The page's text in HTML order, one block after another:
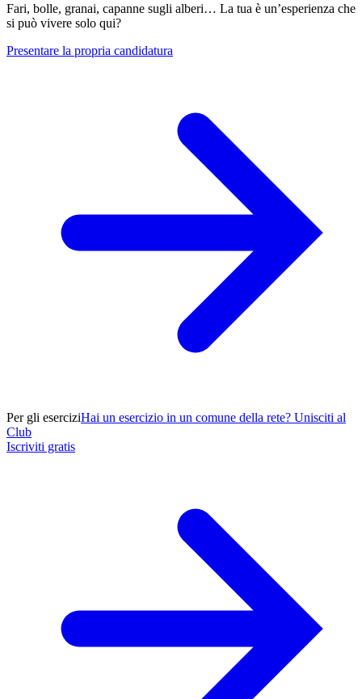
Fari, bolle, granai, capanne sugli alberi… La tua è un’esperienza che
si può vivere solo qui?
Presentare la propria candidatura
Per gli eserciziHai un esercizio in un comune della rete? Unisciti al
Club
Iscriviti gratis